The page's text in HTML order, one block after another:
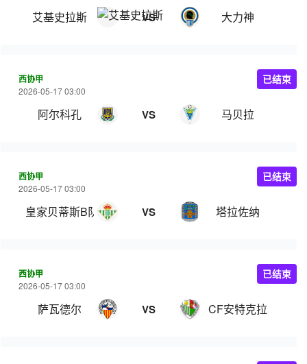
艾基史拉斯 VS 大力神
西协甲
2026-05-17 03:00
阿尔科孔 VS 马贝拉
已结束
西协甲
2026-05-17 03:00
皇家贝蒂斯B队 VS 塔拉佐纳
已结束
西协甲
2026-05-17 03:00
萨瓦德尔 VS CF安特克拉
已结束